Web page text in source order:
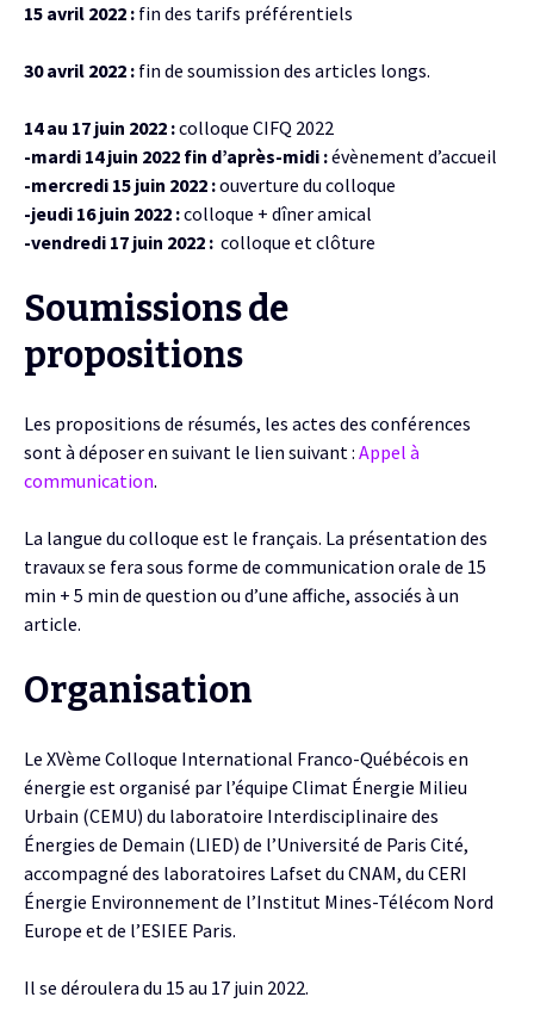
15 avril 2022 : fin des tarifs préférentiels
30 avril 2022 : fin de soumission des articles longs.
14 au 17 juin 2022 :colloque CIFQ 2022
-mardi 14 juin 2022 fin d’après-midi :évènement d’accueil
-mercredi 15 juin 2022 :ouverture du colloque
-jeudi 16 juin 2022 :colloque + dîner amical
-vendredi 17 juin 2022 : colloque et clôture
Soumissions de
propositions
Les propositions de résumés, les actes des conférences
sont à déposer en suivant le lien suivant : Appel à
communication.
La langue du colloque est le français. La présentation des
travaux se fera sous forme de communication orale de 15
min + 5 min de question ou d’une affiche, associés à un
article.
Organisation
Le XVème Colloque International Franco-Québécois en
énergie est organisé par l’équipe Climat Énergie Milieu
Urbain (CEMU) du laboratoire Interdisciplinaire des
Énergies de Demain (LIED) de l’Université de Paris Cité,
accompagné des laboratoires Lafset du CNAM, du CERI
Énergie Environnement de l’Institut Mines-Télécom Nord
Europe et de l’ESIEE Paris.
Il se déroulera du 15 au 17 juin 2022.